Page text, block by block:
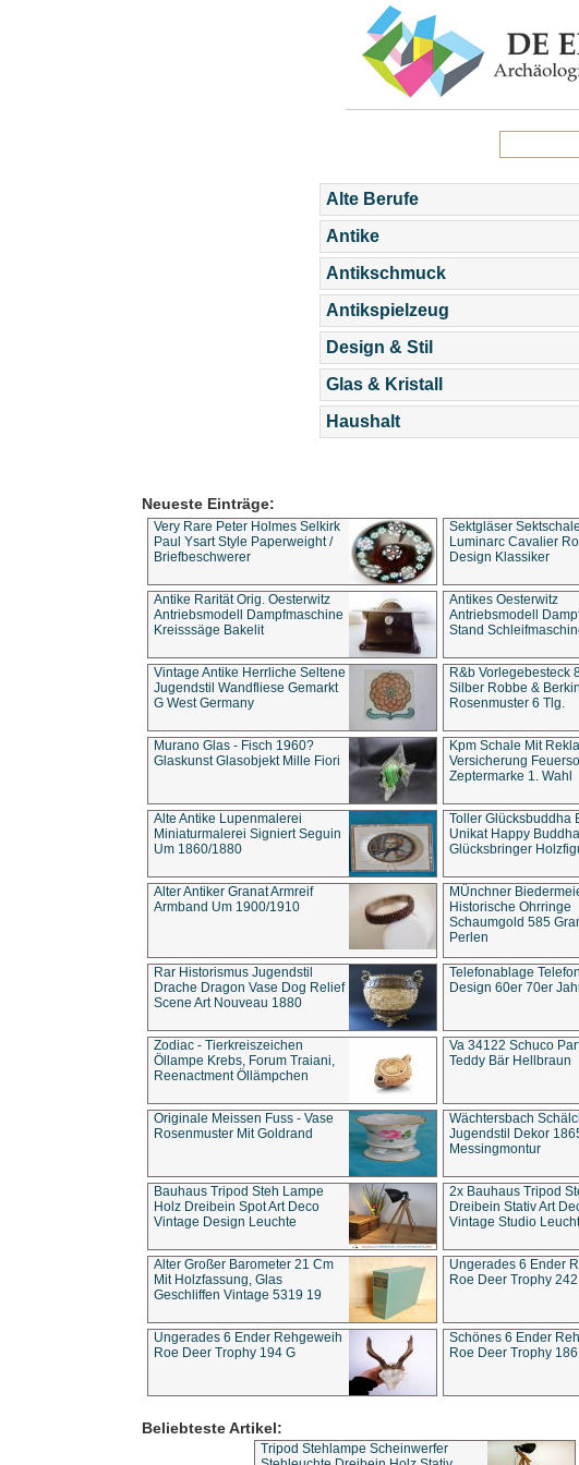
Alte Berufe
Antike
Antikschmuck
Antikspielzeug
Design & Stil
Glas & Kristall
Haushalt
Neueste Einträge:
Very Rare Peter Holmes Selkirk
Paul Ysart Style Paperweight /
Briefbeschwerer
Sektgläser
Luminarc Cavalier
Design Klassiker
Antike Rarität Orig. Oesterwitz
Antriebsmodell Dampfmaschine
Kreisssäge Bakelit
Antikes Oesterwitz
Antriebsmodell
Stand
Vintage Antike Herrliche Seltene
Jugendstil Wandfliese Gemarkt
G West Germany
R&b Vorlegebesteck
Silber Robbe &
Rosenmuster 6 Tlg.
Murano Glas - Fisch 1960?
Glaskunst Glasobjekt Mille Fiori
Kpm Schale Mit
Versicherung
Zeptermarke 1. Wahl
Alte Antike Lupenmalerei
Miniaturmalerei Signiert Seguin
Um 1860/1880
Toller Glücksbuddha
Unikat Happy
Glücksbringer
Alter Antiker Granat Armreif
Armband Um 1900/1910
MÜnchner
Historische Ohrringe
Schaumgold 585
Perlen
Rar Historismus Jugendstil
Drache Dragon Vase Dog Relief
Scene Art Nouveau 1880
Telefonablage
Design 60er 70er
Zodiac - Tierkreiszeichen
Öllampe Krebs, Forum Traiani,
Reenactment Öllämpchen
Va 34122 Schuco
Teddy Bär Hellbraun
Originale Meissen Fuss - Vase
Rosenmuster Mit Goldrand
Wächtersbach
Jugendstil Dekor
Messingmontur
Bauhaus Tripod Steh Lampe
Holz Dreibein Spot Art Deco
Vintage Design Leuchte
2x Bauhaus Tripod
Dreibein Stativ Art
Vintage Studio Leucht
Alter Großer Barometer 21 Cm
Mit Holzfassung, Glas
Geschliffen Vintage 5319 19
Ungerades 6 Ender
Roe Deer Trophy 242
Ungerades 6 Ender Rehgeweih
Roe Deer Trophy 194 G
Schönes 6 Ender
Roe Deer Trophy 186
Beliebteste Artikel:
Tripod Stehlampe Scheinwerfer